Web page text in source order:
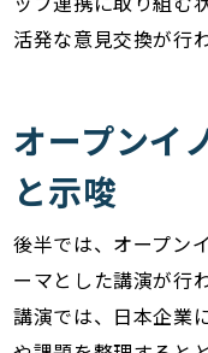
活発な意見交換が行
オープンイ
と示唆
後半では、オープン
ーマとした講演が行
講演では、日本企業